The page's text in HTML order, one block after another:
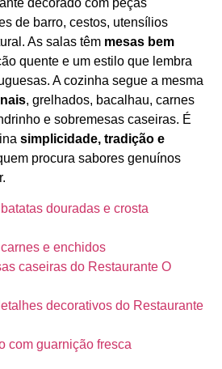
de barro, cestos, utensílios
As salas têm mesas bem
quente e um estilo que lembra
A cozinha segue a mesma
, grelhados, bacalhau, carnes
e sobremesas caseiras. É
simplicidade, tradição e
procura sabores genuínos
douradas e crosta
e enchidos
caseiras do Restaurante O
decorativos do Restaurante
com guarnição fresca